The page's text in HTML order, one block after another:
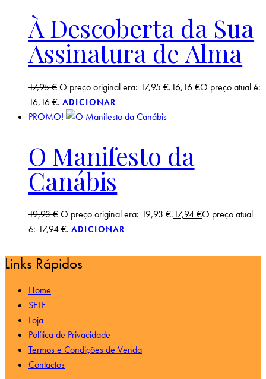
À Descoberta da Sua
Assinatura de Alma
17,95€O preço original era: 17,95 €.16,16€O preço atual é:
16,16 €. ADICIONAR
PROMO!
O Manifesto da
Canábis
19,93€O preço original era: 19,93 €.17,94€O preço atual
é: 17,94 €. ADICIONAR
Links Rápidos
Home
SELF
Loja
Política de Privacidade
Termos e Condições de Venda
Contactos